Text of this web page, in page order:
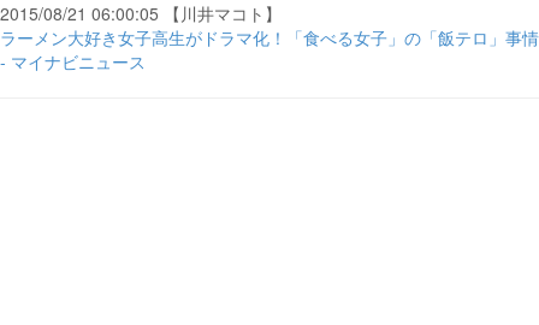
2015/08/21 06:00:05 【川井マコト】
ラーメン大好き女子高生がドラマ化！「食べる女子」の「飯テロ」事情
- マイナビニュース